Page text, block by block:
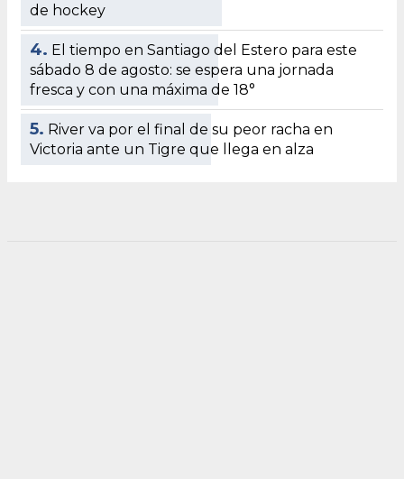
de hockey
4. El tiempo en Santiago del Estero para este
sábado 8 de agosto: se espera una jornada
fresca y con una máxima de 18°
5. River va por el final de su peor racha en
Victoria ante un Tigre que llega en alza